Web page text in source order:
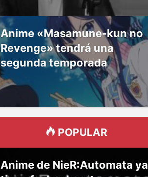
Anime «Masamune-kun no
Revenge» tendrá una
segunda temporada
POPULAR
Anime de NieR:Automata ya